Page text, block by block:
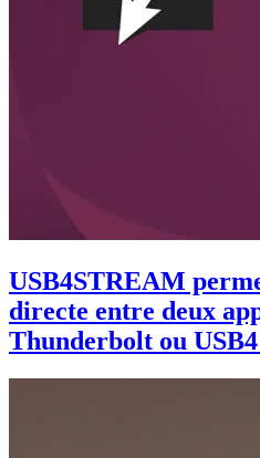
USB4STREAM
directe entre deux
Thunderbolt ou